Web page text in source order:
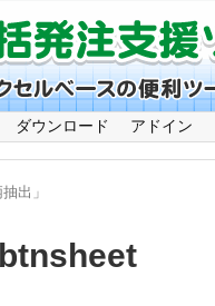
ダウンロード アドイン
出」